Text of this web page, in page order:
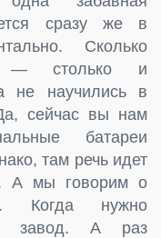
сразу же в
Сколько
— столько и
не научились в
сейчас вы нам
батареи
там речь идет
А мы говорим о
Когда нужно
завод. А раз